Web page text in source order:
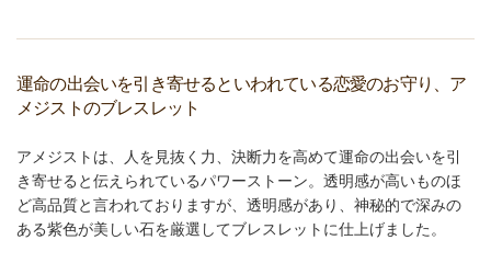
運命の出会いを引き寄せるといわれている恋愛のお守り、ア
メジストのブレスレット
アメジストは、人を見抜く力、決断力を高めて運命の出会いを引
き寄せると伝えられているパワーストーン。透明感が高いものほ
ど高品質と言われておりますが、透明感があり、神秘的で深みの
ある紫色が美しい石を厳選してブレスレットに仕上げました。